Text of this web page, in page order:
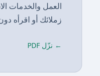
العمل والخدمات
زملائك أو اقرأه
← نزّل PDF